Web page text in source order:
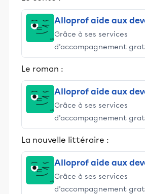
Alloprof aide aux
Grâce à ses services
d’accompagnement
stimulants, Alloprof
et leurs parents dans la
Le roman :
Alloprof aide aux
Grâce à ses services
d’accompagnement
stimulants, Alloprof
et leurs parents dans la
La nouvelle littéraire :
Alloprof aide aux
Grâce à ses services
d’accompagnement